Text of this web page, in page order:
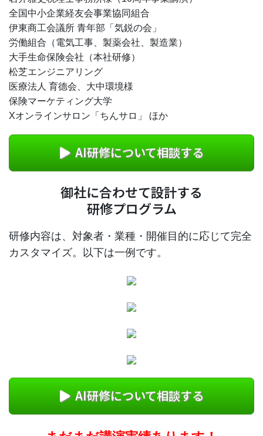
全国中小企業経友会事業協同組合
伊東商工会議所 青年部「気鋭の会」
労働組合（電気工事、製薬会社、製造業）
大手生命保険会社（本社研修）
松芝エンジニアリング
医療法人 育德会、大中環境様
保険マーケティング大学
Xオンラインサロン「ちんサロ」 ほか
AI研修について相談する
御社に合わせて設計する
研修プログラム
研修内容は、対象者・業種・開催目的に応じて完全
カスタマイズ。以下は一例です。
AI研修について相談する